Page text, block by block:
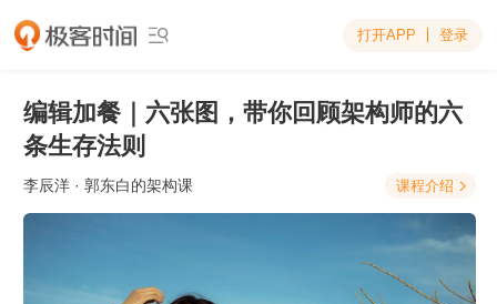
 打开APP 登录
编辑加餐｜六张图，带你回顾架构师的六
条生存法则
李辰洋 · 郭东白的架构课 课程介绍 